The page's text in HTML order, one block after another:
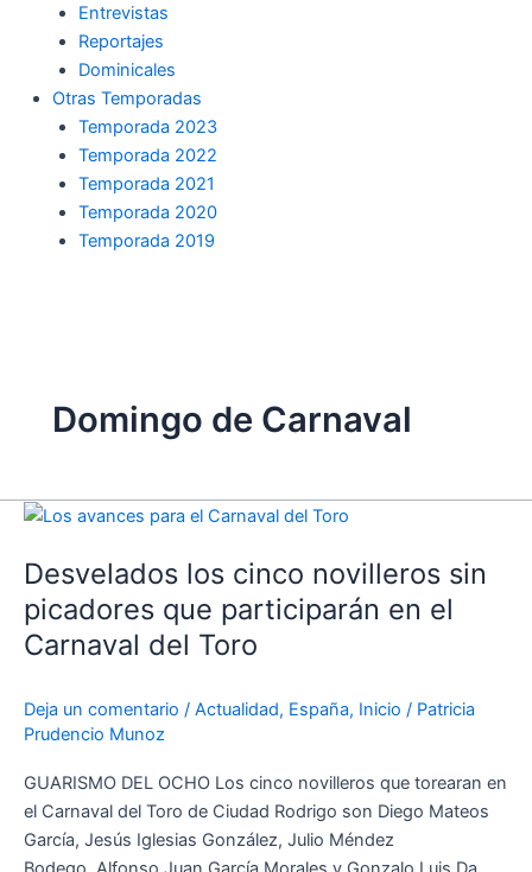
Entrevistas
Reportajes
Dominicales
Otras Temporadas
Temporada 2023
Temporada 2022
Temporada 2021
Temporada 2020
Temporada 2019
Domingo de Carnaval
Desvelados los cinco novilleros sin
picadores que participarán en el
Carnaval del Toro
Deja un comentario / Actualidad, España, Inicio / Patricia
Prudencio Munoz
GUARISMO DEL OCHO Los cinco novilleros que torearan en
el Carnaval del Toro de Ciudad Rodrigo son Diego Mateos
García, Jesús Iglesias González, Julio Méndez
Desvelados
cinco
novilleros
sin
picadores
participarán
en